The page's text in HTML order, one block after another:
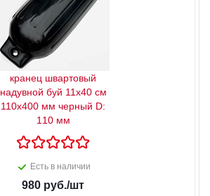
кранец швартовый
надувной буй 11x40 см
110x400 мм черный D:
110 мм
Есть в наличии
980 руб./шт